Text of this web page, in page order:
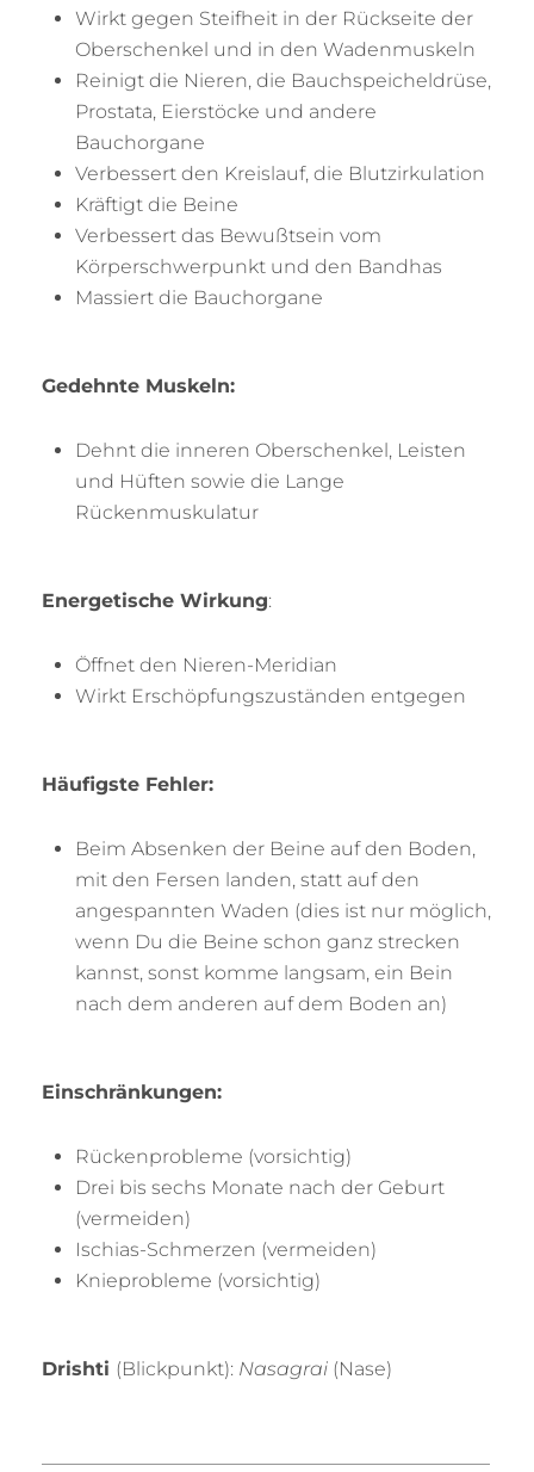
Wirkt gegen Steifheit in der Rückseite der
Oberschenkel und in den Wadenmuskeln
Reinigt die Nieren, die Bauchspeicheldrüse,
Prostata, Eierstöcke und andere
Bauchorgane
Verbessert den Kreislauf, die Blutzirkulation
Kräftigt die Beine
Verbessert das Bewußtsein vom
Körperschwerpunkt und den Bandhas
Massiert die Bauchorgane
Gedehnte Muskeln:
Dehnt die inneren Oberschenkel, Leisten
und Hüften sowie die Lange
Rückenmuskulatur
Energetische Wirkung:
Öffnet den Nieren-Meridian
Wirkt Erschöpfungszuständen entgegen
Häufigste Fehler:
Beim Absenken der Beine auf den Boden,
mit den Fersen landen, statt auf den
angespannten Waden (dies ist nur möglich,
wenn Du die Beine schon ganz strecken
kannst, sonst komme langsam, ein Bein
nach dem anderen auf dem Boden an)
Einschränkungen:
Rückenprobleme (vorsichtig)
Drei bis sechs Monate nach der Geburt
(vermeiden)
Ischias-Schmerzen (vermeiden)
Knieprobleme (vorsichtig)
Drishti (Blickpunkt): Nasagrai (Nase)